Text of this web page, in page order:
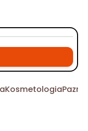
Kosmetologia